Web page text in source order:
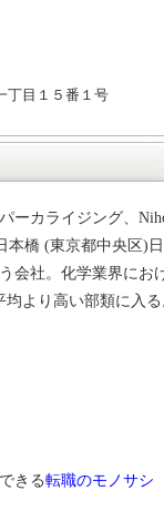
丁目１５番１号
ーカライジング、
本橋 (東京都中央区)
会社。化学業界にお
均より高い部類に入
きる転職のモノサシ